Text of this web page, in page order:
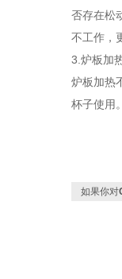
否存在松
不工作，
3.炉板加
炉板加热
杯子使用
如果你对